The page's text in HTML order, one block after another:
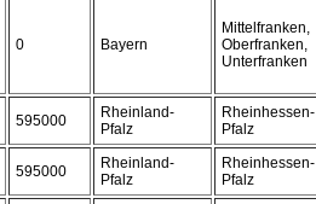
0 Bayern
Mittelfranken,
Oberfranken,
Unterfranken
595000
Rheinland-
Pfalz
Rheinhessen-
Pfalz
595000
Rheinland-
Pfalz
Rheinhessen-
Pfalz